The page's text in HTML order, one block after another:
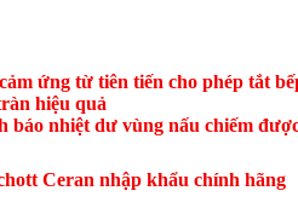
ứng từ tiên tiến cho phép tắt
hiệu quả
báo nhiệt dư vùng nấu chiếm
Ceran nhập khẩu chính hãng